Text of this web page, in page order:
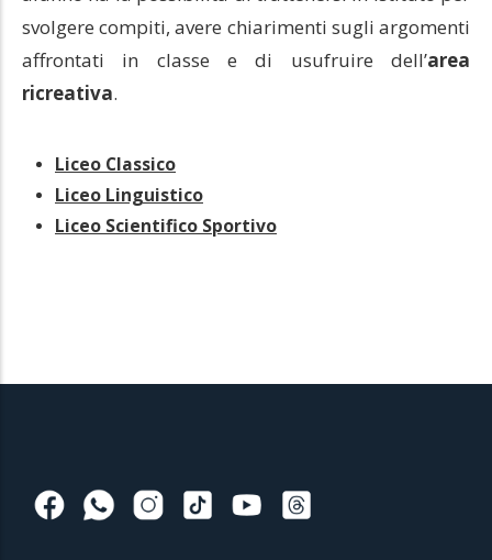
svolgere compiti, avere chiarimenti sugli argomenti
affrontati in classe e di usufruire dell’area
ricreativa.
Liceo Classico
Liceo Linguistico
Liceo Scientifico Sportivo